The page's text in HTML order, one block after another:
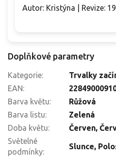
Autor: Kristýna | Revize:
Doplňkové parametry
Kategorie:
Trvalky
EAN:
Barva květu:
Růžová
Barva listu:
Zelená
Doba květu: Červen,
Světelné
podmínky:
Slunce,